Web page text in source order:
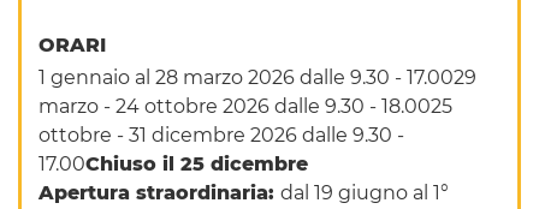
ORARI
1 gennaio al 28 marzo 2026 dalle 9.30 - 17.0029
marzo - 24 ottobre 2026 dalle 9.30 - 18.0025
ottobre - 31 dicembre 2026 dalle 9.30 -
17.00Chiuso il 25 dicembre
Apertura straordinaria:dal 19 giugno al 1°